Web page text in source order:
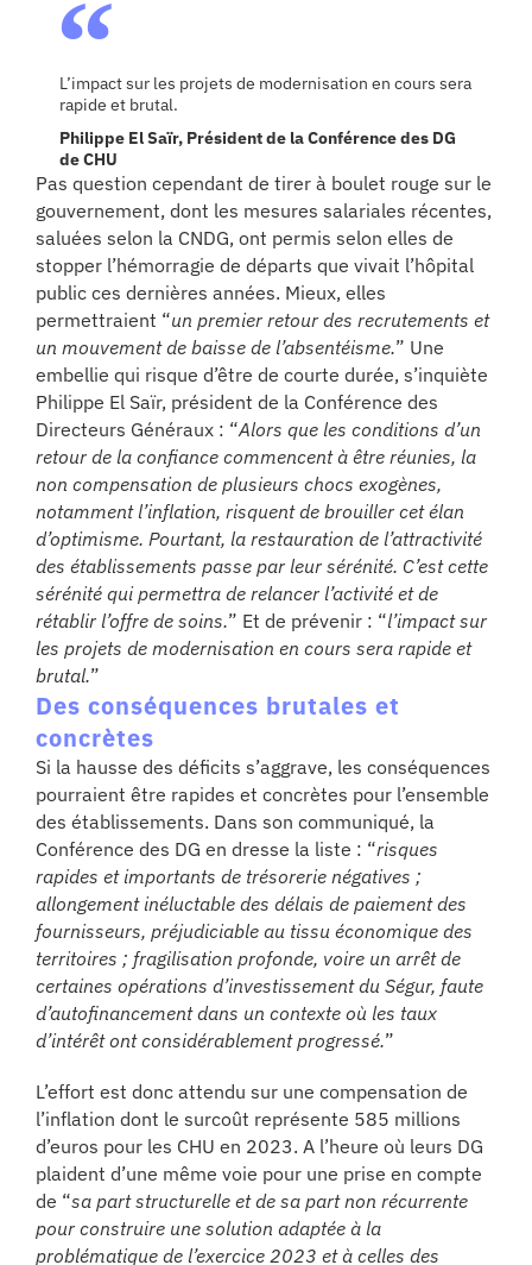
L’impact sur les projets de modernisation en cours sera
rapide et brutal.
Philippe El Saïr, Président de la Conférence des DG
de CHU
Pas question cependant de tirer à boulet rouge sur le
gouvernement, dont les mesures salariales récentes,
saluées selon la CNDG, ont permis selon elles de
stopper l’hémorragie de départs que vivait l’hôpital
public ces dernières années. Mieux, elles
permettraient “un premier retour des recrutements et
un mouvement de baisse de l’absentéisme.” Une
embellie qui risque d’être de courte durée, s’inquiète
Philippe El Saïr, président de la Conférence des
Directeurs Généraux : “Alors que les conditions d’un
retour de la confiance commencent à être réunies, la
non compensation de plusieurs chocs exogènes,
notamment l’inflation, risquent de brouiller cet élan
d’optimisme. Pourtant, la restauration de l’attractivité
des établissements passe par leur sérénité. C’est cette
sérénité qui permettra de relancer l’activité et de
rétablir l’offre de soins.” Et de prévenir : “l’impact sur
les projets de modernisation en cours sera rapide et
brutal.”
Des conséquences brutales et
concrètes
Si la hausse des déficits s’aggrave, les conséquences
pourraient être rapides et concrètes pour l’ensemble
des établissements. Dans son communiqué, la
Conférence des DG en dresse la liste : “risques
rapides et importants de trésorerie négatives ;
allongement inéluctable des délais de paiement des
fournisseurs, préjudiciable au tissu économique des
territoires ; fragilisation profonde, voire un arrêt de
certaines opérations d’investissement du Ségur, faute
d’autofinancement dans un contexte où les taux
d’intérêt ont considérablement progressé.”
L’effort est donc attendu sur une compensation de
l’inflation dont le surcoût représente 585 millions
d’euros pour les CHU en 2023. A l’heure où leurs DG
plaident d’une même voie pour une prise en compte
de “sa part structurelle et de sa part non récurrente
pour construire une solution adaptée à la
problématique de l’exercice 2023 et à celles des